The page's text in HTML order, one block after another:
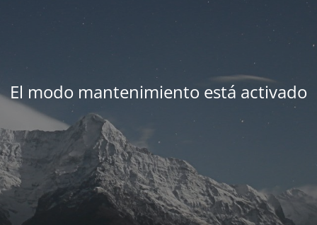
El modo mantenimiento está activado